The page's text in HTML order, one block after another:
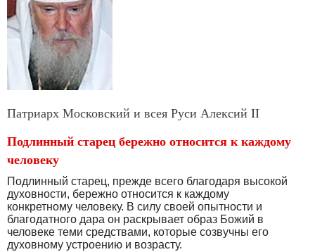
Патриарх Московский и всея Руси Алексий II
Подлинный старец бережно относится к каждому
человеку
Подлинный старец, прежде всего благодаря высокой
духовности, бережно относится к каждому
конкретному человеку. В силу своей опытности и
благодатного дара он раскрывает образ Божий в
человеке теми средствами, которые созвучны его
духовному устроению и возрасту.